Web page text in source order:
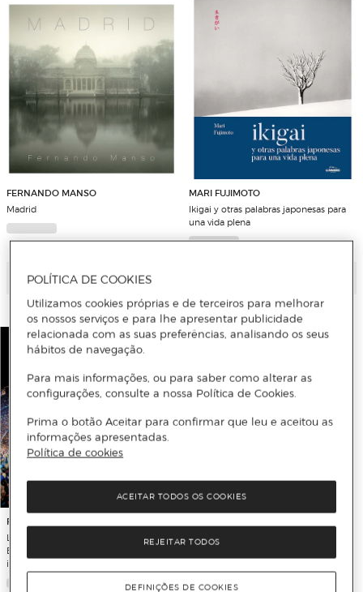
FERNANDO MANSO
Madrid
Adicionar
MARI FUJIMOTO
Ikigai y otras palabras japonesas para
una vida plena
FREDERIC PORTA
Les cases del Barça / Las casas del
Barça / The Homes of Barça: Tots els
indrets de la història blaugrana /
Todos los lugares de la historia
azulgran
SARA BÚHO
Si el mar no regresa
POLÍTICA DE COOKIES
Utilizamos cookies próprias e de terceiros para melhorar
os nossos serviços e para lhe apresentar publicidade
relacionada com as suas preferências, analisando os seus
hábitos de navegação.
Para mais informações, ou para saber como alterar as
configurações, consulte a nossa Política de Cookies.
Prima o botão Aceitar para confirmar que leu e aceitou as
informações apresentadas.
Política de cookies
REJEITAR TODOS
ACEITAR TODOS OS COOKIES
DEFINIÇÕES DE COOKIES